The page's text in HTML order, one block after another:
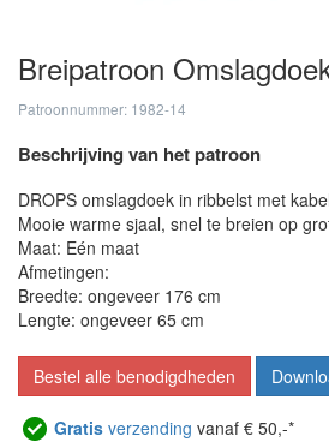
Breipatroon
Patroonnummer: 1982-14
Beschrijving van het patroon
DROPS omslagdoek in ribbelst met
Mooie warme sjaal, snel te breien op
Maat: Eén maat
Afmetingen:
Breedte: ongeveer 176 cm
Lengte: ongeveer 65 cm
Bestel alle benodigdheden
Gratis verzending vanaf € 50,-*